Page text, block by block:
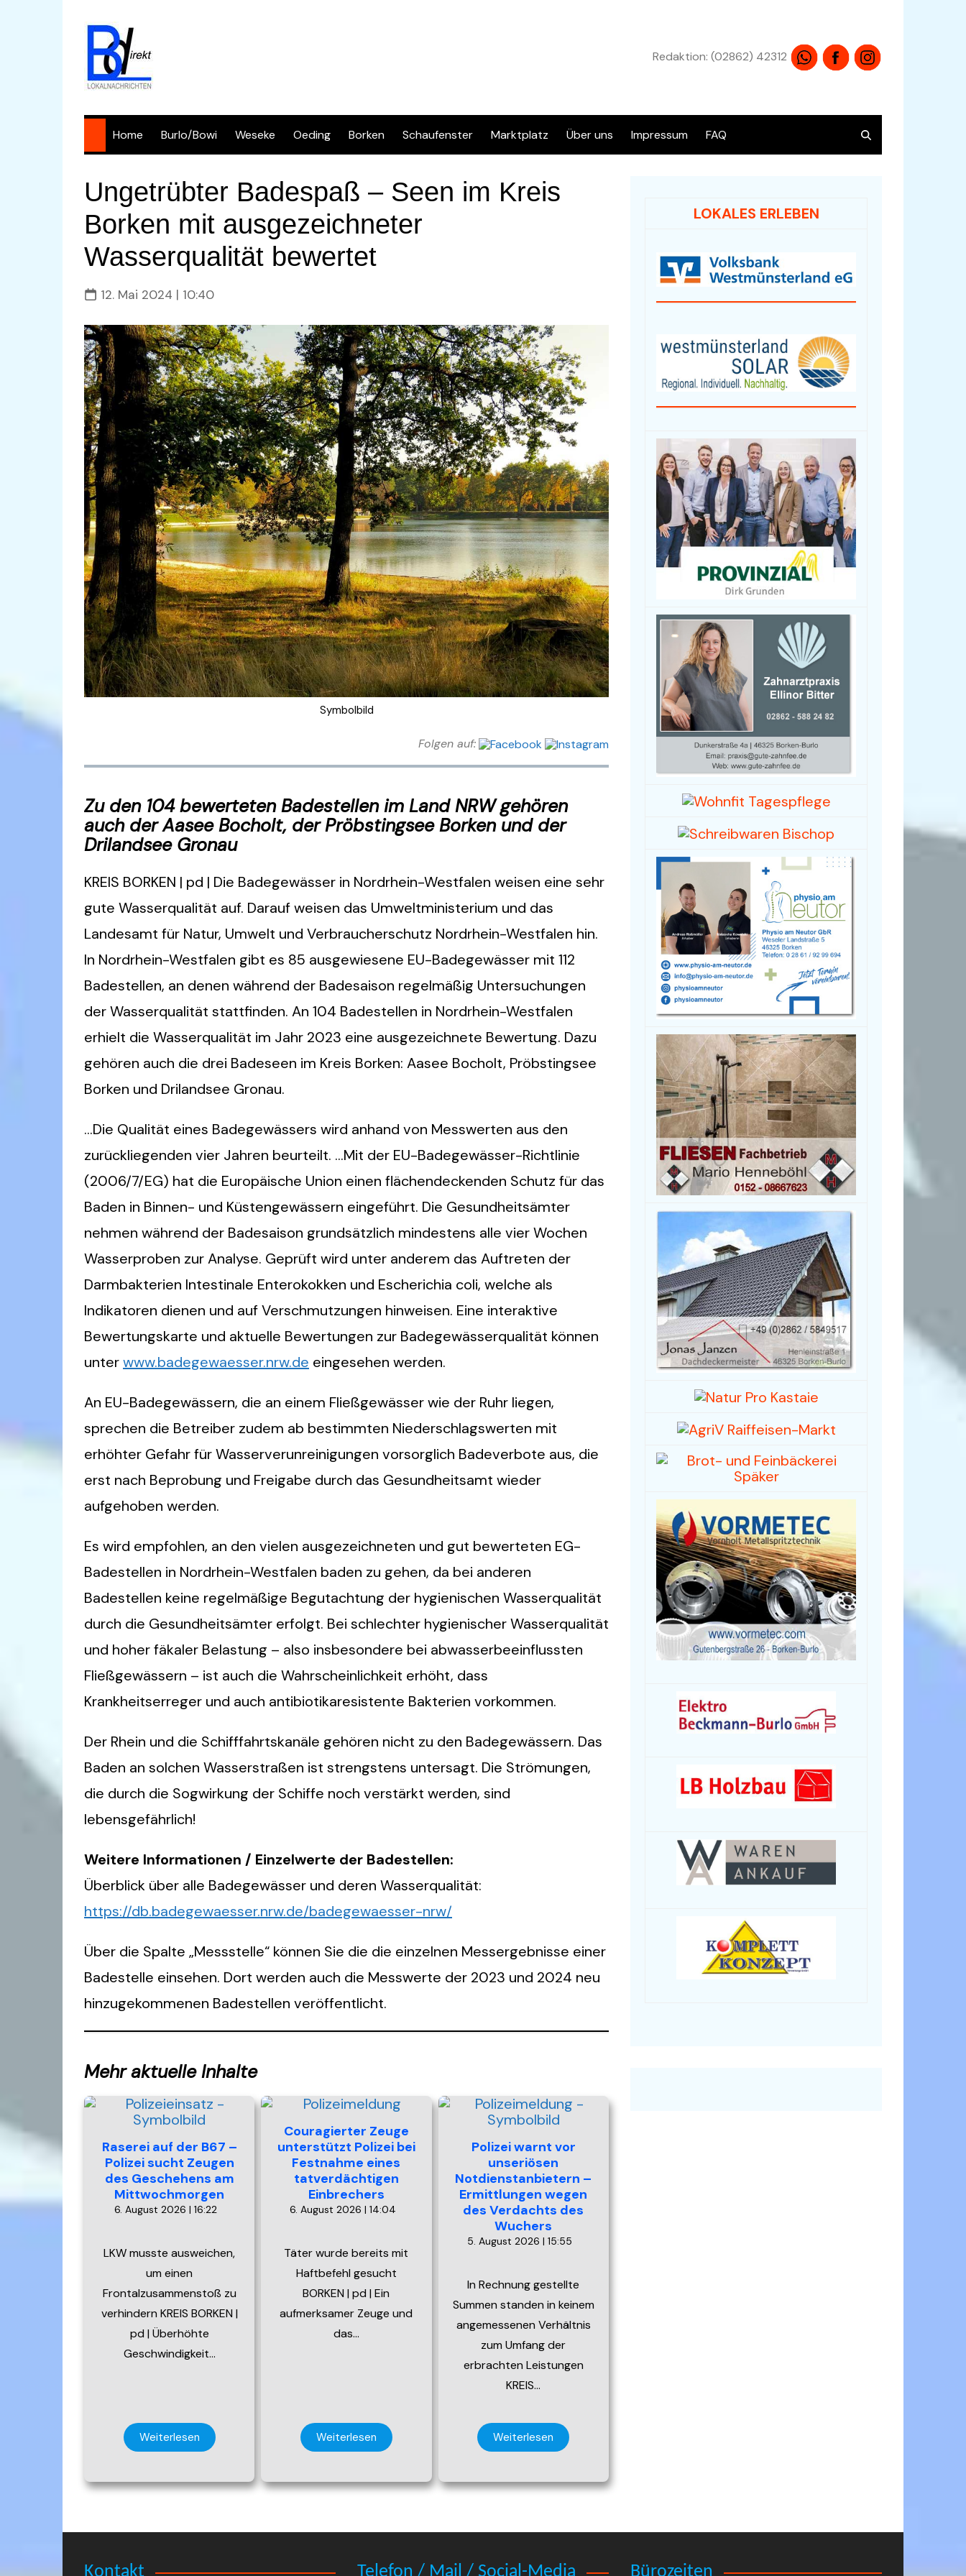
Redaktion: (02862) 42312
Home Burlo/Bowi Weseke Oeding Borken Schaufenster Marktplatz
Info & FAQ
Übersicht alle Angebote
Audio / HiFi / Electronic
Fahrzeuge / Fahrräder
Foto- und Videografie
Haus & Garten
Hobby/Musikinstrumente
& Zubehör
Spielwaren /
Sammlerstücke
Sport, -kleidung & -
Über uns Impressum FAQ
Ungetrübter Badespaß – Seen im Kreis
Borken mit ausgezeichneter
Wasserqualität bewertet
12. Mai 2024 | 10:40
Symbolbild
Folgen auf:
Zu den 104 bewerteten Badestellen im Land NRW gehören
auch der Aasee Bocholt, der Pröbstingsee Borken und der
Drilandsee Gronau
KREIS BORKEN | pd | Die Badegewässer in Nordrhein-Westfalen weisen eine sehr
gute Wasserqualität auf. Darauf weisen das Umweltministerium und das
Landesamt für Natur, Umwelt und Verbraucherschutz Nordrhein-Westfalen hin.
In Nordrhein-Westfalen gibt es 85 ausgewiesene EU-Badegewässer mit 112
Badestellen, an denen während der Badesaison regelmäßig Untersuchungen
der Wasserqualität stattfinden. An 104 Badestellen in Nordrhein-Westfalen
erhielt die Wasserqualität im Jahr 2023 eine ausgezeichnete Bewertung. Dazu
gehören auch die drei Badeseen im Kreis Borken: Aasee Bocholt, Pröbstingsee
Borken und Drilandsee Gronau.
…Die Qualität eines Badegewässers wird anhand von Messwerten aus den
zurückliegenden vier Jahren beurteilt. …Mit der EU-Badegewässer-Richtlinie
(2006/7/EG) hat die Europäische Union einen flächendeckenden Schutz für das
Baden in Binnen- und Küstengewässern eingeführt. Die Gesundheitsämter
nehmen während der Badesaison grundsätzlich mindestens alle vier Wochen
Wasserproben zur Analyse. Geprüft wird unter anderem das Auftreten der
Darmbakterien Intestinale Enterokokken und Escherichia coli, welche als
Indikatoren dienen und auf Verschmutzungen hinweisen. Eine interaktive
Bewertungskarte und aktuelle Bewertungen zur Badegewässerqualität können
unterwww.badegewaesser.nrw.de eingesehen werden.
An EU-Badegewässern, die an einem Fließgewässer wie der Ruhr liegen,
sprechen die Betreiber zudem ab bestimmten Niederschlagswerten mit
erhöhter Gefahr für Wasserverunreinigungen vorsorglich Badeverbote aus, die
erst nach Beprobung und Freigabe durch das Gesundheitsamt wieder
aufgehoben werden.
Es wird empfohlen, an den vielen ausgezeichneten und gut bewerteten EG-
Badestellen in Nordrhein-Westfalen baden zu gehen, da bei anderen
Badestellen keine regelmäßige Begutachtung der hygienischen Wasserqualität
durch die Gesundheitsämter erfolgt. Bei schlechter hygienischer Wasserqualität
und hoher fäkaler Belastung – also insbesondere bei abwasserbeeinflussten
Fließgewässern – ist auch die Wahrscheinlichkeit erhöht, dass
Krankheitserreger und auch antibiotikaresistente Bakterien vorkommen.
Der Rhein und die Schifffahrtskanäle gehören nicht zu den Badegewässern. Das
Baden an solchen Wasserstraßen ist strengstens untersagt. Die Strömungen,
die durch die Sogwirkung der Schiffe noch verstärkt werden, sind
lebensgefährlich!
Weitere Informationen / Einzelwerte der Badestellen:
Überblick über alle Badegewässer und deren Wasserqualität:
https://db.badegewaesser.nrw.de/badegewaesser-nrw/
Über die Spalte „Messstelle“ können Sie die die einzelnen Messergebnisse einer
Badestelle einsehen. Dort werden auch die Messwerte der 2023 und 2024 neu
hinzugekommenen Badestellen veröffentlicht.
Mehr aktuelle Inhalte
Raserei auf der B67 –
Polizei sucht Zeugen
des Geschehens am
Mittwochmorgen
6. August 2026 | 16:22
LKW musste ausweichen,
um einen
Frontalzusammenstoß zu
verhindern KREIS BORKEN |
pd | Überhöhte
Geschwindigkeit…
Weiterlesen
Couragierter Zeuge
unterstützt Polizei bei
Festnahme eines
tatverdächtigen
Einbrechers
6. August 2026 | 14:04
Täter wurde bereits mit
Haftbefehl gesucht
BORKEN | pd | Ein
aufmerksamer Zeuge und
das…
Weiterlesen
Polizei warnt vor
unseriösen
Notdienstanbietern –
Ermittlungen wegen
des Verdachts des
Wuchers
5. August 2026 | 15:55
In Rechnung gestellte
Summen standen in keinem
angemessenen Verhältnis
zum Umfang der
erbrachten Leistungen
KREIS…
Weiterlesen
LOKALES ERLEBEN
Kontakt Telefon / Mail / Social-Media Bürozeiten